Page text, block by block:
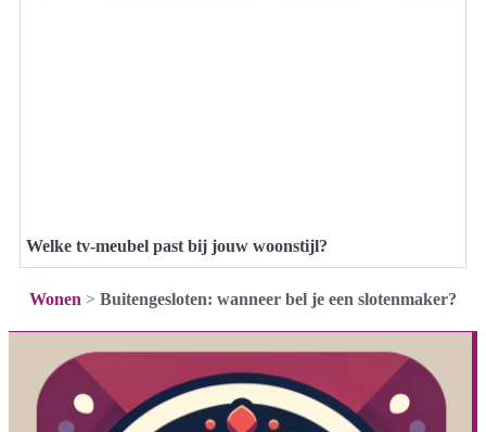
Welke tv-meubel past bij jouw woonstijl?
Wonen > Buitengesloten: wanneer bel je een slotenmaker?